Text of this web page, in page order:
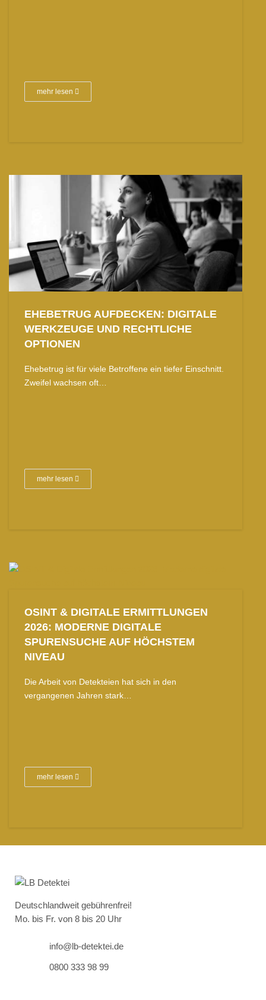
mehr lesen
EHEBETRUG AUFDECKEN: DIGITALE
WERKZEUGE UND RECHTLICHE
OPTIONEN
Ehebetrug ist für viele Betroffene ein tiefer Einschnitt.
Zweifel wachsen oft…
mehr lesen
OSINT & DIGITALE ERMITTLUNGEN
2026: MODERNE DIGITALE
SPURENSUCHE AUF HÖCHSTEM
NIVEAU
Die Arbeit von Detekteien hat sich in den
vergangenen Jahren stark…
mehr lesen
Deutschlandweit gebührenfrei!
Mo. bis Fr. von 8 bis 20 Uhr
info@lb-detektei.de
0800 333 98 99